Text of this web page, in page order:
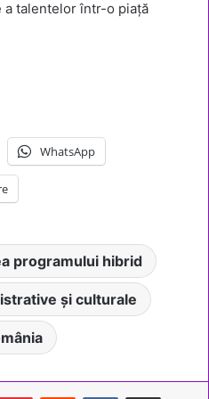
talentelor într-o piață
WhatsApp
programului hibrid
și culturale